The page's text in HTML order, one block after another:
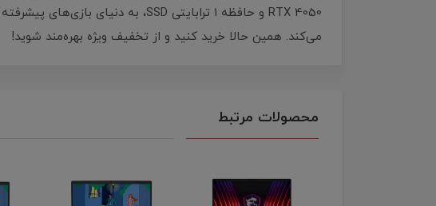
می‌کند. همین حالا خرید کنید و از تخفیف ویژه بهره‌مند شوید!
محصولات مرتبط